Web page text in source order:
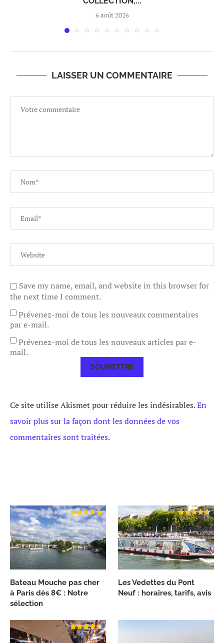
6 août 2026
LAISSER UN COMMENTAIRE
Save my name, email, and website in this browser for
the next time I comment.
Prévenez-moi de tous les nouveaux commentaires
par e-mail.
Prévenez-moi de tous les nouveaux articles par e-
mail.
Ce site utilise Akismet pour réduire les indésirables.En
savoir plus sur la façon dont les données de vos
commentaires sont traitées.
Bateau Mouche pas cher
à Paris dès 8€ : Notre
sélection
Les Vedettes du Pont
Neuf : horaires, tarifs, avis